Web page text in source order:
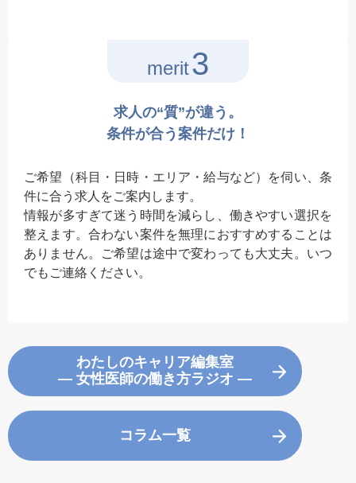
merit3
求人の“質”が違う。
条件が合う案件だけ！
ご希望（科目・日時・エリア・給与など）を伺い、条
件に合う求人をご案内します。
情報が多すぎて迷う時間を減らし、働きやすい選択を
整えます。合わない案件を無理におすすめすることは
ありません。ご希望は途中で変わっても大丈夫。いつ
でもご連絡ください。
わたしのキャリア編集室
― 女性医師の働き方ラジオ ―
コラム一覧